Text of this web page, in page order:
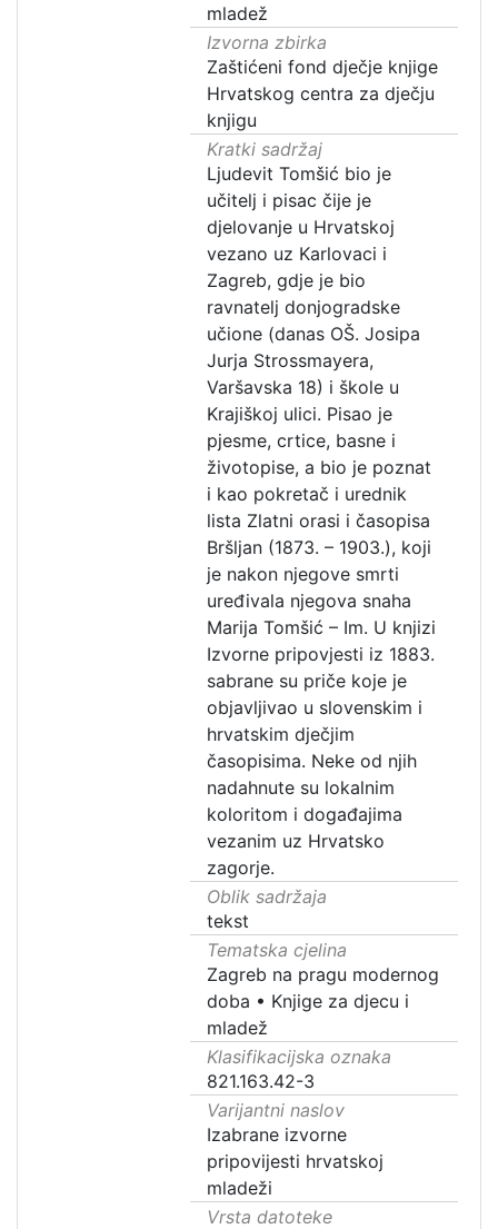
mladež
Izvorna zbirka
Zaštićeni fond dječje knjige
Hrvatskog centra za dječju
knjigu
Kratki sadržaj
Ljudevit Tomšić bio je
učitelj i pisac čije je
djelovanje u Hrvatskoj
vezano uz Karlovaci i
Zagreb, gdje je bio
ravnatelj donjogradske
učione (danas OŠ. Josipa
Jurja Strossmayera,
Varšavska 18) i škole u
Krajiškoj ulici. Pisao je
pjesme, crtice, basne i
životopise, a bio je poznat
i kao pokretač i urednik
lista Zlatni orasi i časopisa
Bršljan (1873. – 1903.), koji
je nakon njegove smrti
uređivala njegova snaha
Marija Tomšić – Im. U knjizi
Izvorne pripovjesti iz 1883.
sabrane su priče koje je
objavljivao u slovenskim i
hrvatskim dječjim
časopisima. Neke od njih
nadahnute su lokalnim
koloritom i događajima
vezanim uz Hrvatsko
zagorje.
Oblik sadržaja
tekst
Tematska cjelina
Zagreb na pragu modernog
doba • Knjige za djecu i
mladež
Klasifikacijska oznaka
821.163.42-3
Varijantni naslov
Izabrane izvorne
pripovijesti hrvatskoj
mladeži
Vrsta datoteke